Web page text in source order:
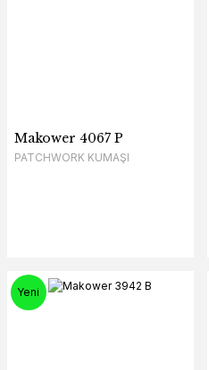
Makower 4067 P
PATCHWORK KUMAŞI
Yeni